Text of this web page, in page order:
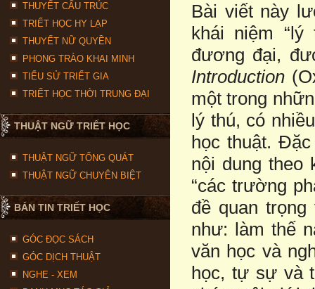
THUYẾT CẤU TRÚC
TRIẾT HỌC HY LẠP
THUYẾT NỮ QUYỀN
PHONG TRÀO KHAI MINH
TIỂU SỬ TRIẾT GIA
TRIẾT HỌC THỜI TRUNG ĐẠI
THUẬT NGỮ TRIẾT HỌC
THUẬT NGỮ TỔNG QUÁT
THUẬT NGỮ CHUYÊN BIỆT
BẢN TIN TRIẾT HỌC
GÓC ĐỌC SÁCH
GÓC DỊCH THUẬT
NGHE - XEM
Bài viết này
khái niệm “lý
đương đại,
Introduction
một trong
lý thú, có
học thuật.
nội dung theo
“các trường
đề quan
như: làm thế
văn học và
học, tự sự và